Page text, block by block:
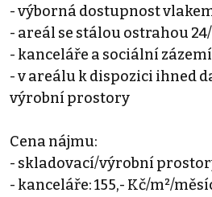
- výborná dostupnost
- areál se stálou ostrahou
- kanceláře a sociální
- v areálu k dispozici ihned
výrobní prostory
Cena nájmu:
- skladovací/výrobní
- kanceláře: 155,- Kč/m²/